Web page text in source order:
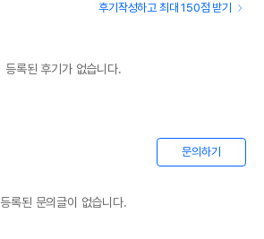
후기작성하고 최대 150점 받기
등록된 후기가 없습니다.
문의하기
등록된 문의글이 없습니다.